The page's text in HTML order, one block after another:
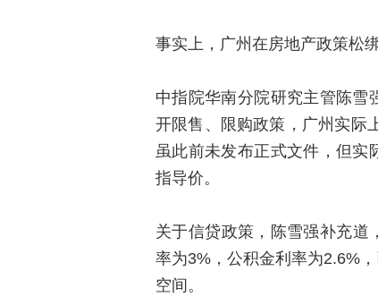
事实上，广州在房地产政策松
中指院华南分院研究主管陈雪
开限售、限购政策，广州实际
虽此前未发布正式文件，但实
指导价。
关于信贷政策，陈雪强补充道
率为3%，公积金利率为2.6%
空间。